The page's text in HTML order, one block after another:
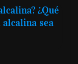
¿Qué
alcalina sea